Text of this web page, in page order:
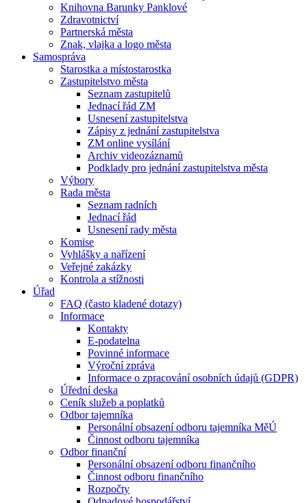
Knihovna Barunky Panklové
Zdravotnictví
Partnerská města
Znak, vlajka a logo města
Samospráva
Starostka a místostarostka
Zastupitelstvo města
Seznam zastupitelů
Jednací řád ZM
Usnesení zastupitelstva
Zápisy z jednání zastupitelstva
ZM online vysílání
Archiv videozáznamů
Podklady pro jednání zastupitelstva města
Výbory
Rada města
Seznam radních
Jednací řád
Usnesení rady města
Komise
Vyhlášky a nařízení
Veřejné zakázky
Kontrola a stížnosti
Úřad
FAQ (často kladené dotazy)
Informace
Kontakty
E-podatelna
Povinné informace
Výroční zpráva
Informace o zpracování osobních údajů (GDPR)
Úřední deska
Ceník služeb a poplatků
Odbor tajemníka
Personální obsazení odboru tajemníka MěÚ
Činnost odboru tajemníka
Odbor finanční
Personální obsazení odboru finančního
Činnost odboru finančního
Rozpočty